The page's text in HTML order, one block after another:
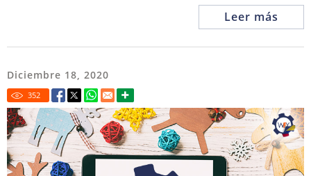
Leer más
Diciembre 18, 2020
352